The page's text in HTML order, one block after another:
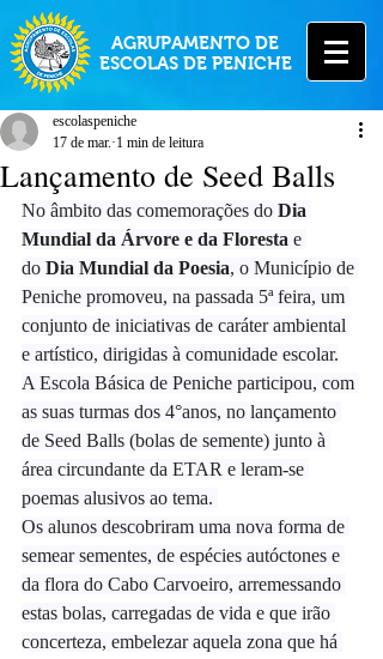
AGRUPAMENTO DE
ESCOLAS DE PENICHE
Lançamento de Seed Balls
escolaspeniche
17 de mar. 1 min de leitura
No âmbito das comemorações do Dia
Mundial da Árvore e da Floresta e
do Dia Mundial da Poesia, o Município de
Peniche promoveu, na passada 5ª feira, um
conjunto de iniciativas de caráter ambiental
e artístico, dirigidas à comunidade escolar.
A Escola Básica de Peniche participou, com
as suas turmas dos 4°anos, no lançamento
de Seed Balls (bolas de semente) junto à
área circundante da ETAR e leram-se
poemas alusivos ao tema.
Os alunos descobriram uma nova forma de
semear sementes, de espécies autóctones e
da flora do Cabo Carvoeiro, arremessando
estas bolas, carregadas de vida e que irão
concerteza, embelezar aquela zona que há